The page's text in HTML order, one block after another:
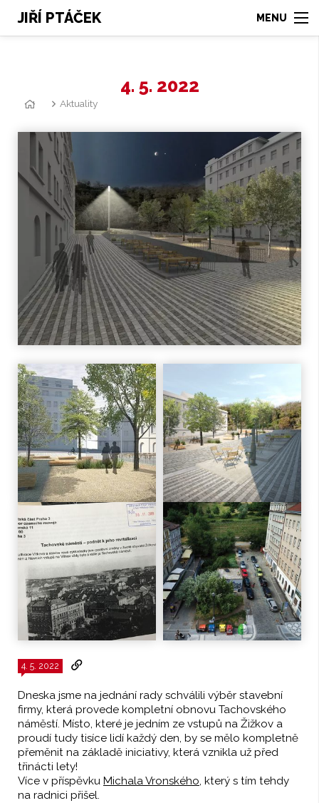
JIŘÍ PTÁČEK
4. 5. 2022
Aktuality
4. 5. 2022
Dneska jsme na jednání rady schválili výběr stavební
firmy, která provede kompletní obnovu Tachovského
náměstí. Místo, které je jedním ze vstupů na Žižkov a
proudí tudy tisíce lidí každý den, by se mělo kompletně
přeměnit na základě iniciativy, která vznikla už před
třinácti lety!
Více v příspěvku Michala Vronského, který s tím tehdy
na radnici přišel.